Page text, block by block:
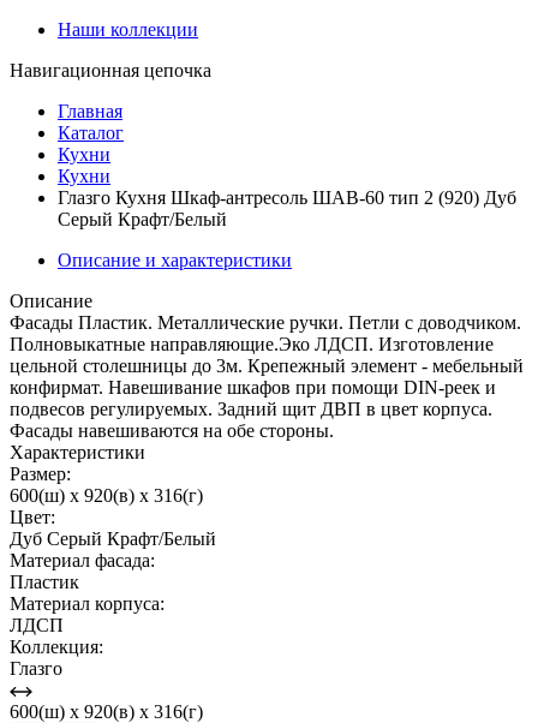
Наши коллекции
Навигационная цепочка
Главная
Каталог
Кухни
Кухни
Глазго Кухня Шкаф-антресоль ШАВ-60 тип 2 (920) Дуб
Серый Крафт/Белый
Описание и характеристики
Описание
Фасады Пластик. Металлические ручки. Петли с доводчиком.
Полновыкатные направляющие.Эко ЛДСП. Изготовление
цельной столешницы до 3м. Крепежный элемент - мебельный
конфирмат. Навешивание шкафов при помощи DIN-реек и
подвесов регулируемых. Задний щит ДВП в цвет корпуса.
Фасады навешиваются на обе стороны.
Характеристики
Размер:
600(ш) x 920(в) x 316(г)
Цвет:
Дуб Серый Крафт/Белый
Материал фасада:
Пластик
Материал корпуса:
ЛДСП
Коллекция:
Глазго
600(ш) x 920(в) x 316(г)